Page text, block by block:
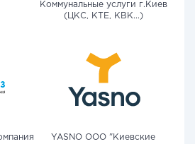
Коммунальные услуги г.Киев
(ЦКС, КТЕ, КВК...)
YASNO OOO "Киевские